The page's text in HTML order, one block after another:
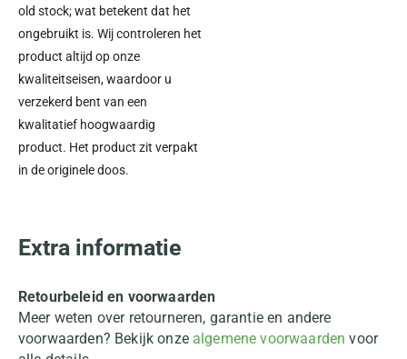
old stock; wat betekent dat het
ongebruikt is. Wij controleren het
product altijd op onze
kwaliteitseisen, waardoor u
verzekerd bent van een
kwalitatief hoogwaardig
product. Het product zit verpakt
in de originele doos.
Extra informatie
Retourbeleid en voorwaarden
Meer weten over retourneren, garantie en andere
voorwaarden? Bekijk onze algemene voorwaarden voor